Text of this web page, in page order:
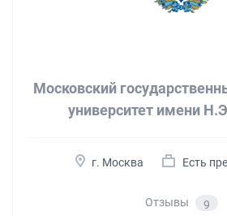
Московский
университет имени
г. Москва Есть
Отзывы 9